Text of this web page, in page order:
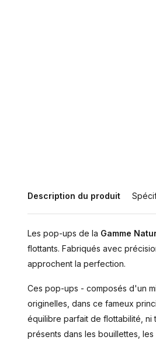
Description du produit
Les pop-ups de la Gamme
flottants. Fabriqués avec
approchent la perfection.
Ces pop-ups - composés d'un
originelles, dans ce fameux
équilibre parfait de flottabilité, ni
présents dans les bouillettes,